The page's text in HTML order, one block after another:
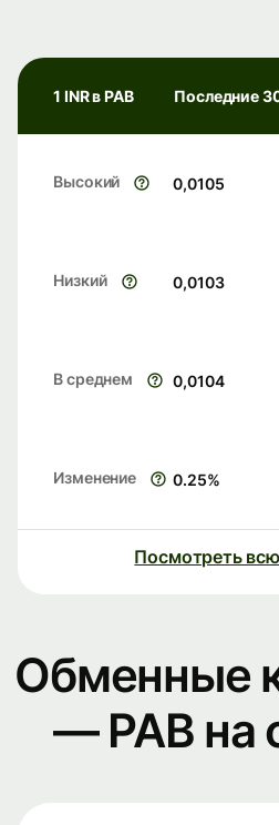
1 INR в PAB Последние
Высокий 0,0105
Низкий 0,0103
В среднем 0,0104
Изменение 0.25%
Посмотреть
Обменные
— PAB на